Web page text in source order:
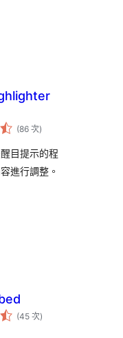
(86 次評
分
數
)
目提示的程
進行調整。
(45 次評
分)